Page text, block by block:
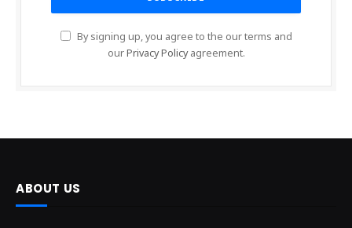
By signing up, you agree to the our terms and
ourPrivacy Policyagreement.
ABOUT US